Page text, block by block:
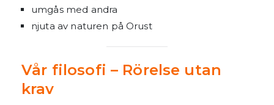
umgås med andra
njuta av naturen på Orust
Vår filosofi – Rörelse utan
krav